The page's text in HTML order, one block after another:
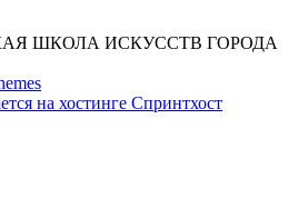
ШКОЛА ИСКУССТВ ГОРОДА
на хостинге Спринтхост